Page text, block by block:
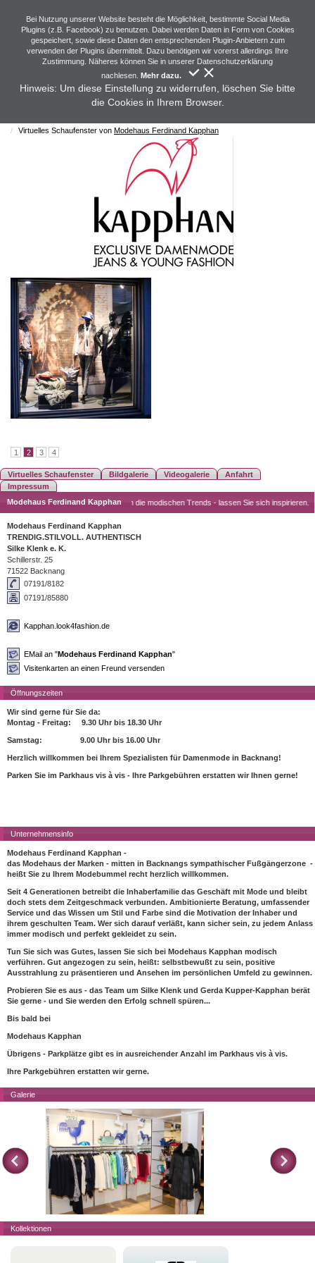
Virtuelles Schaufenster von Modehaus Ferdinand Kapphan
1 2 3 4
Virtuelles Schaufenster Bildgalerie Videogalerie
Anfahrt
Impressum
Modehaus Ferdinand Kapphan
auf Neue Mode? Wir zeigen Ihnen die modischen Trends - lassen Sie sich inspirieren.
Modehaus Ferdinand Kapphan
TRENDIG.STILVOLL. AUTHENTISCH
Silke Klenk e. K.
Schillerstr. 25
71522 Backnang
07191/8182
07191/85880
Kapphan.look4fashion.de
EMail an "Modehaus Ferdinand Kapphan"
Visitenkarten an einen Freund versenden
Öffnungszeiten
Wir sind gerne für Sie da:
Montag - Freitag: 9.30 Uhr bis 18.30 Uhr
Samstag: 9.00 Uhr bis 16.00 Uhr
Herzlich willkommen bei Ihrem Spezialisten für Damenmode in Backnang!
Parken Sie im Parkhaus vis à vis - Ihre Parkgebühren erstatten wir Ihnen gerne!
Unternehmensinfo
Modehaus Ferdinand Kapphan -
das Modehaus der Marken - mitten in Backnangs sympathischer Fußgängerzone -
heißt Sie zu Ihrem Modebummel recht herzlich willkommen.
Seit 4 Generationen betreibt die Inhaberfamilie das Geschäft mit Mode und bleibt
doch stets dem Zeitgeschmack verbunden. Ambitionierte Beratung, umfassender
Service und das Wissen um Stil und Farbe sind die Motivation der Inhaber und
ihrem geschulten Team. Wer sich darauf verläßt, kann sicher sein, zu jedem Anlass
immer modisch und perfekt gekleidet zu sein.
Tun Sie sich was Gutes, lassen Sie sich bei Modehaus Kapphan modisch
verführen. Gut angezogen zu sein, heißt: selbstbewußt zu sein, positive
Ausstrahlung zu präsentieren und Ansehen im persönlichen Umfeld zu gewinnen.
Probieren Sie es aus - das Team um Silke Klenk und Gerda Kupper-Kapphan berät
Sie gerne - und Sie werden den Erfolg schnell spüren...
Bis bald bei
Modehaus Kapphan
Übrigens - Parkplätze gibt es in ausreichender Anzahl im Parkhaus vis à vis.
Ihre Parkgebühren erstatten wir gerne.
Galerie
Kollektionen
Bei Nutzung unserer Website besteht die Möglichkeit, bestimmte Social Media
Plugins (z.B. Facebook) zu benutzen. Dabei werden Daten in Form von Cookies
gespeichert, sowie diese Daten den entsprechenden Plugin-Anbietern zum
verwenden der Plugins übermittelt. Dazu benötigen wir vorerst allerdings Ihre
Zustimmung. Näheres können Sie in unserer Datenschutzerklärung
nachlesen. Mehr dazu.
Hinweis: Um diese Einstellung zu widerrufen, löschen Sie bitte
die Cookies in Ihrem Browser.